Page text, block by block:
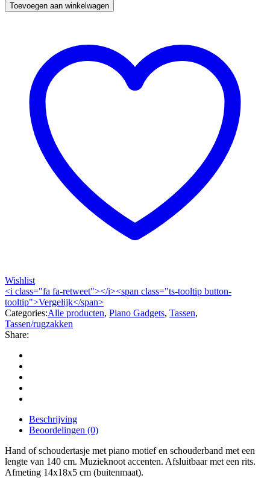
Toevoegen aan winkelwagen
Wishlist
<i class="fa fa-retweet"></i><span class="ts-tooltip button-
tooltip">Vergelijk</span>
Categories:Alle producten, Piano Gadgets, Tassen,
Tassen/rugzakken
Share:
Beschrijving
Beoordelingen (0)
Hand of schoudertasje met piano motief en schouderband met een
lengte van 140 cm. Muzieknoot accenten. Afsluitbaar met een rits.
Afmeting 14x18x5 cm (buitenmaat).